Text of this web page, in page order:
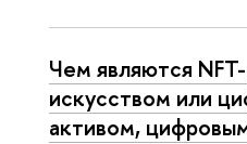
Чем являются
искусством или
активом,